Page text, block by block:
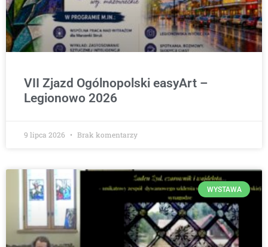
VII Zjazd Ogólnopolski easyArt –
Legionowo 2026
9 lipca 2026 Brak komentarzy
WYSTAWA